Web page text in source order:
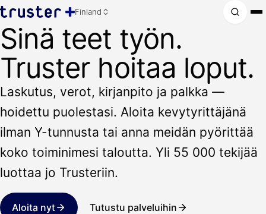
Finland
Sinä teet työn.
Truster hoitaa loput.
Laskutus, verot, kirjanpito ja palkka —
hoidettu puolestasi. Aloita kevytyrittäjänä
ilman Y-tunnusta tai anna meidän pyörittää
koko toiminimesi taloutta. Yli 55 000 tekijää
luottaa jo Trusteriin.
Aloita nyt Tutustu palveluihin